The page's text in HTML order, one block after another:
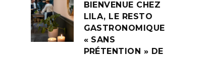
BIENVENUE CHEZ
LILA, LE RESTO
GASTRONOMIQUE
« SANS
PRÉTENTION » DE